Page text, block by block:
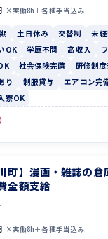
×実働8h＋各種手当込み
土日休み 交替制
未
OK 学歴不問 高収入
社会保険完備
研修制度
り 制服貸与
エアコン完
寮OK
町】漫画・雑誌の
全額支給
×実働8h＋各種手当込み